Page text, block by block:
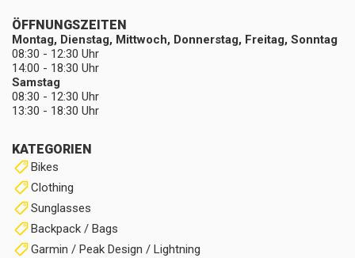
KATEGORIEN
Bikes
Clothing
Sunglasses
Backpack / Bags
Garmin / Peak Design / Lightning
ÖFFNUNGSZEITEN
Montag, Dienstag, Mittwoch, Donnerstag, Freitag, Sonntag
08:30 - 12:30 Uhr
14:00 - 18:30 Uhr
Samstag
08:30 - 12:30 Uhr
13:30 - 18:30 Uhr